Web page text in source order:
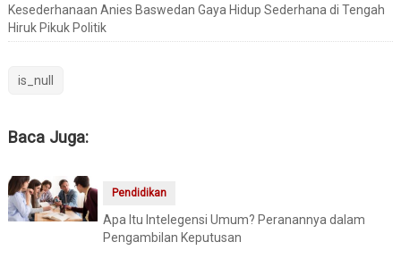
Kesederhanaan Anies Baswedan Gaya Hidup Sederhana di Tengah
Hiruk Pikuk Politik
is_null
Baca Juga:
Pendidikan
Apa Itu Intelegensi Umum? Peranannya dalam
Pengambilan Keputusan